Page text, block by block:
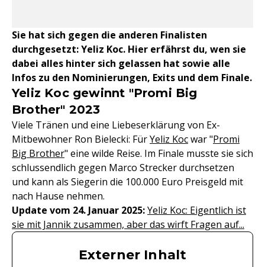
Sie hat sich gegen die anderen Finalisten
durchgesetzt: Yeliz Koc. Hier erfährst du, wen sie
dabei alles hinter sich gelassen hat sowie alle
Infos zu den Nominierungen, Exits und dem Finale.
Yeliz Koc gewinnt "Promi Big
Brother" 2023
Viele Tränen und eine Liebeserklärung von Ex-
Mitbewohner Ron Bielecki: FürYeliz Kocwar "Promi
Big Brother" eine wilde Reise. Im Finale musste sie sich
schlussendlich gegen Marco Strecker durchsetzen
und kann als Siegerin die 100.000 Euro Preisgeld mit
nach Hause nehmen.
Update vom 24. Januar 2025:Yeliz Koc: Eigentlich ist
sie mit Jannik zusammen, aber das wirft Fragen auf...
Externer Inhalt